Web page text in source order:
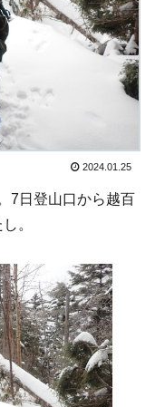
2024.01.25
7日登山口から越百
。